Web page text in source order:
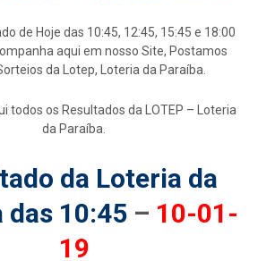
de Hoje das 10:45, 12:45, 15:45 e 18:00
aqui em nosso Site, Postamos
da Lotep, Loteria da Paraíba.
todos os Resultados da LOTEP – Loteria
da Paraíba.
da Loteria da
das 10:45– 10-01-
19